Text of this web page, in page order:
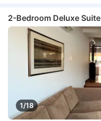
2-Bedroom Deluxe Suite
1/18